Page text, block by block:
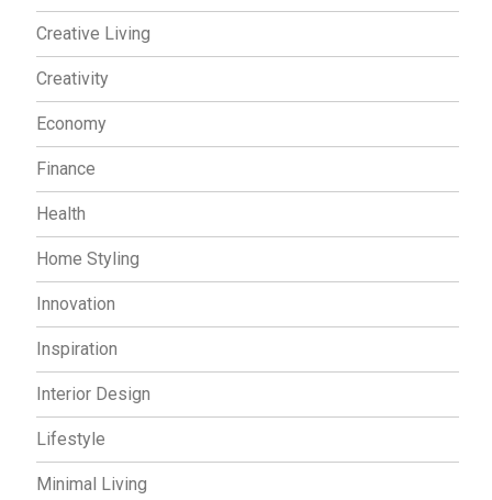
Creative Living
Creativity
Economy
Finance
Health
Home Styling
Innovation
Inspiration
Interior Design
Lifestyle
Minimal Living